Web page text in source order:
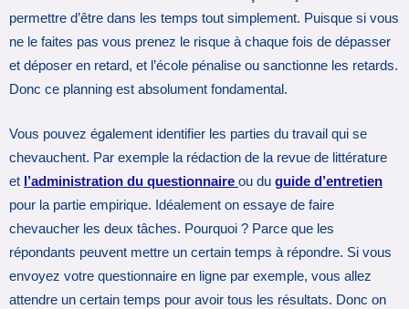
permettre d’être dans les temps tout simplement. Puisque si vous
ne le faites pas vous prenez le risque à chaque fois de dépasser
et déposer en retard, et l’école pénalise ou sanctionne les retards.
Donc ce planning est absolument fondamental.
Vous pouvez également identifier les parties du travail qui se
chevauchent. Par exemple la rédaction de la revue de littérature
et l’administration du questionnaire ou du guide d’entretien
pour la partie empirique. Idéalement on essaye de faire
chevaucher les deux tâches. Pourquoi ? Parce que les
répondants peuvent mettre un certain temps à répondre. Si vous
envoyez votre questionnaire en ligne par exemple, vous allez
attendre un certain temps pour avoir tous les résultats. Donc on